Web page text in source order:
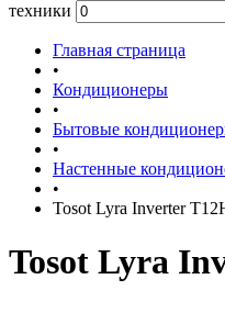
техники
Главная страница
•
Кондиционеры
•
Бытовые
•
Настенные
•
Tosot Lyra Inverter
Tosot Lyra